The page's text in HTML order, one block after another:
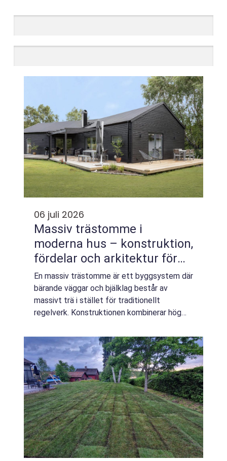
06 juli 2026
Massiv trästomme i
moderna hus – konstruktion,
fördelar och arkitektur för
hållbart byggande
En massiv trästomme är ett byggsystem där
bärande väggar och bjälklag består av
massivt trä i stället för traditionellt
regelverk. Konstruktionen kombinerar hög